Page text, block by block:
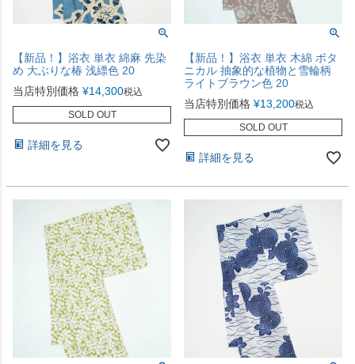
【新品！】浴衣 単衣 綿麻 先染
め 大ぶりな椿 浅縹色 20
当店特別価格 ¥14,300税込
SOLD OUT
詳細を見る
【新品！】浴衣 単衣 木綿 ボタ
ニカル 抽象的な植物と雪輪柄
ライトブラウン色 20
当店特別価格 ¥13,200税込
SOLD OUT
詳細を見る